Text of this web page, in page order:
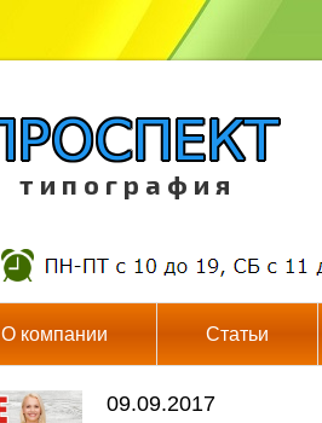
т и п о г р а ф и я
О компании Статьи
09.09.2017